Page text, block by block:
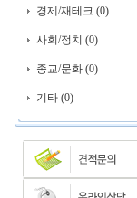
경제/재테크 (0)
사회/정치 (0)
종교/문화 (0)
기타 (0)